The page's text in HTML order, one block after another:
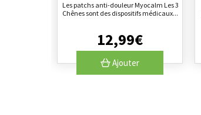
Les patchs anti-douleur Myocalm Les 3
Chênes sont des dispositifs médicaux...
12,99€
Ajouter